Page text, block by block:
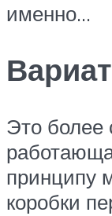
именно…
Это более
принципу
коробки